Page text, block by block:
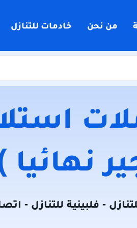
من نحن خادمات للتنازل
نهائيا
- فلبينية للتنازل -